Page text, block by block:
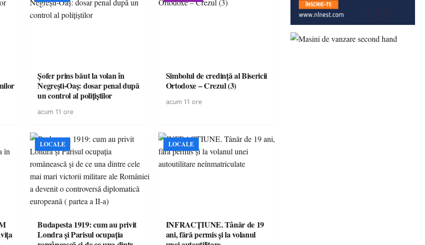
Șofer prins băut la volan în
Negrești-Oaș: dosar penal după
un control al polițiștilor
acum 11 ore
Simbolul de credinţă al Bisericii
Ortodoxe – Crezul (3)
acum 11 ore
LOCALE
Budapesta 1919: cum au privit
Londra și Parisul ocupația
LOCALE
INFRACȚIUNE. Tânăr de 19
ani, fără permis și la volanul